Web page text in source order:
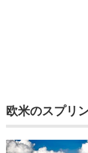
欧米のスプリ